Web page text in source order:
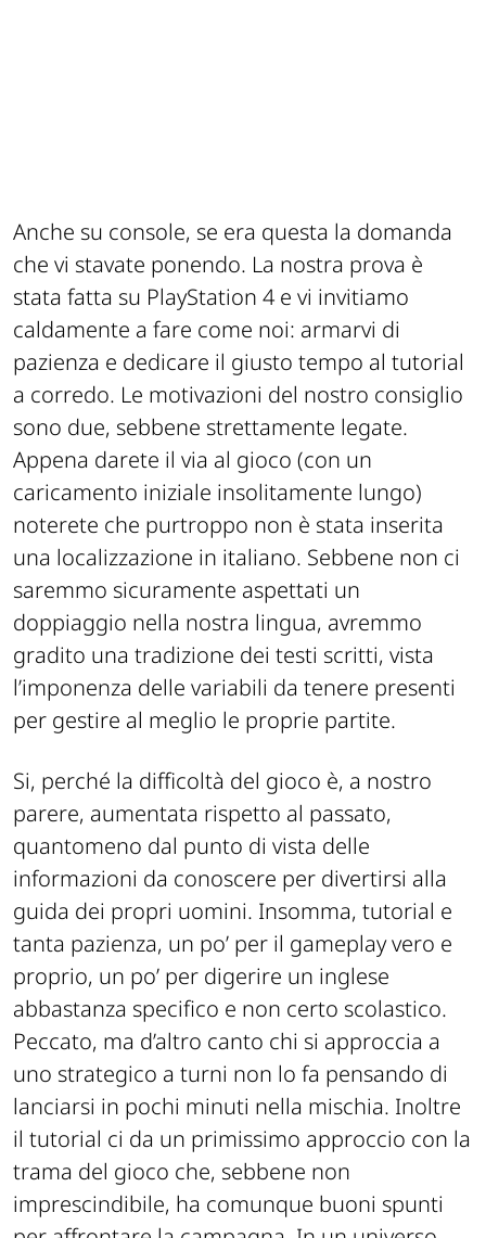
Anche su console, se era questa la domanda
che vi stavate ponendo. La nostra prova è
stata fatta su PlayStation 4 e vi invitiamo
caldamente a fare come noi: armarvi di
pazienza e dedicare il giusto tempo al tutorial
a corredo. Le motivazioni del nostro consiglio
sono due, sebbene strettamente legate.
Appena darete il via al gioco (con un
caricamento iniziale insolitamente lungo)
noterete che purtroppo non è stata inserita
una localizzazione in italiano. Sebbene non ci
saremmo sicuramente aspettati un
doppiaggio nella nostra lingua, avremmo
gradito una tradizione dei testi scritti, vista
l’imponenza delle variabili da tenere presenti
per gestire al meglio le proprie partite.
Si, perché la difficoltà del gioco è, a nostro
parere, aumentata rispetto al passato,
quantomeno dal punto di vista delle
informazioni da conoscere per divertirsi alla
guida dei propri uomini. Insomma, tutorial e
tanta pazienza, un po’ per il gameplay vero e
proprio, un po’ per digerire un inglese
abbastanza specifico e non certo scolastico.
Peccato, ma d’altro canto chi si approccia a
uno strategico a turni non lo fa pensando di
lanciarsi in pochi minuti nella mischia. Inoltre
il tutorial ci da un primissimo approccio con la
trama del gioco che, sebbene non
imprescindibile, ha comunque buoni spunti